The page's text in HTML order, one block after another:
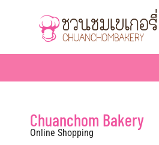
Chuanchom Bakery
Online Shopping